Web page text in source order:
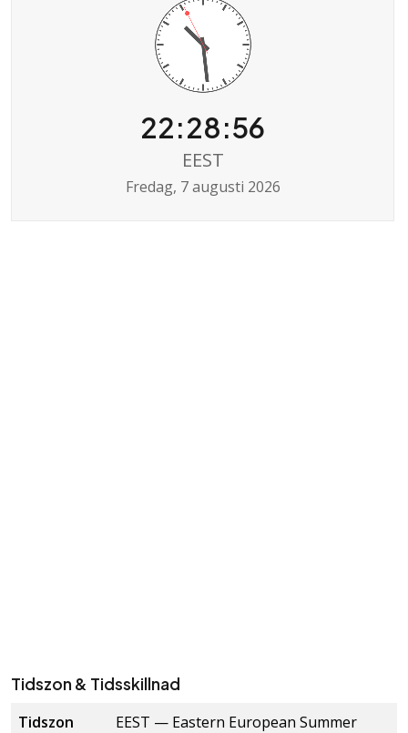
22:28:56
EEST
Fredag, 7 augusti 2026
Tidszon & Tidsskillnad
Tidszon
EEST — Eastern European Summer